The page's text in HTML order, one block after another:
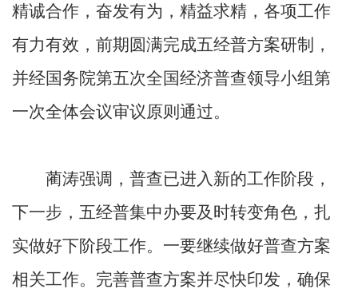
精诚合作，奋发有为，精益求精，各项工作
有力有效，前期圆满完成五经普方案研制，
并经国务院第五次全国经济普查领导小组第
一次全体会议审议原则通过。
蔺涛强调，普查已进入新的工作阶段，
下一步，五经普集中办要及时转变角色，扎
实做好下阶段工作。一要继续做好普查方案
相关工作。完善普查方案并尽快印发，确保